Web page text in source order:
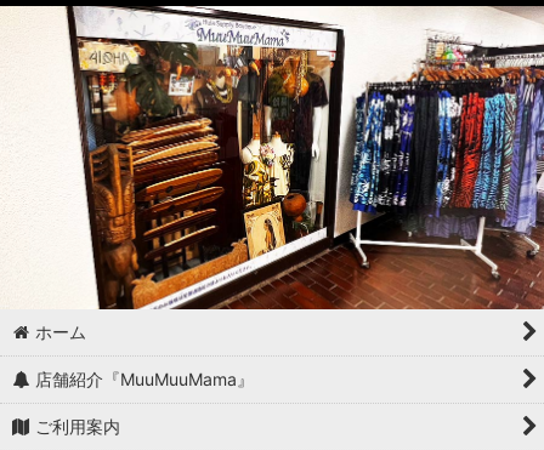
ホーム
店舗紹介『MuuMuuMama』
ご利用案内